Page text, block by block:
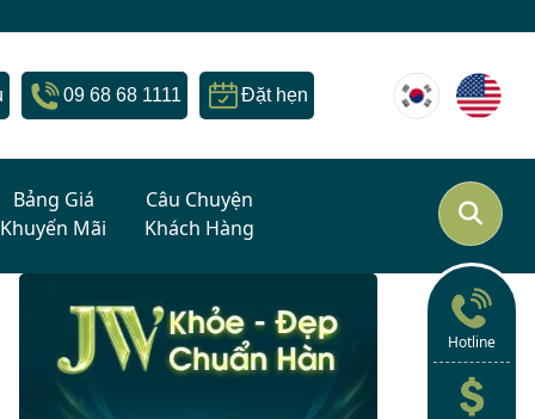
09 68 68 1111 Đặt hẹn
Bảng Giá
Khuyến Mãi
Câu Chuyện
Khách Hàng
Hotline